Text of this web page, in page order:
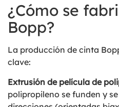
¿Cómo se
Bopp?
La producción de cinta
clave:
Extrusión de película de
polipropileno se funden y